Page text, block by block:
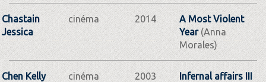
Chastain
Jessica
cinéma 2014
A Most Violent
Year(Anna
Morales)
Chen Kelly cinéma 2003
Infernal affairs III